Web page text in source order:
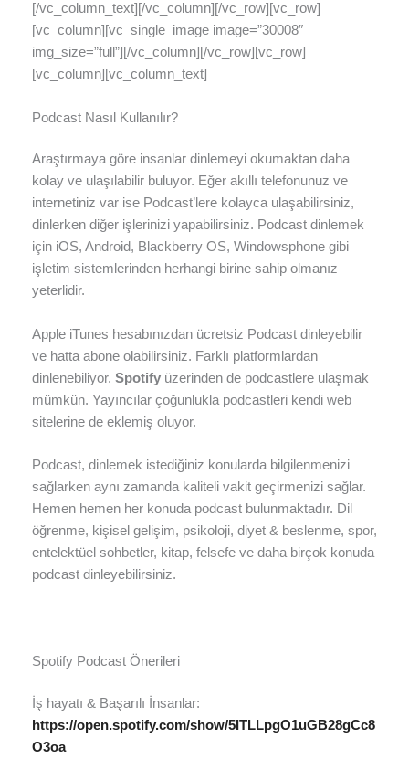
[/vc_column_text][/vc_column][/vc_row][vc_row]
[vc_column][vc_single_image image=”30008″
img_size=”full”][/vc_column][/vc_row][vc_row]
[vc_column][vc_column_text]
Podcast Nasıl Kullanılır?
Araştırmaya göre insanlar dinlemeyi okumaktan daha
kolay ve ulaşılabilir buluyor. Eğer akıllı telefonunuz ve
internetiniz var ise Podcast’lere kolayca ulaşabilirsiniz,
dinlerken diğer işlerinizi yapabilirsiniz. Podcast dinlemek
için iOS, Android, Blackberry OS, Windowsphone gibi
işletim sistemlerinden herhangi birine sahip olmanız
yeterlidir.
Apple iTunes hesabınızdan ücretsiz Podcast dinleyebilir
ve hatta abone olabilirsiniz. Farklı platformlardan
dinlenebiliyor. Spotifyüzerinden de podcastlere ulaşmak
mümkün. Yayıncılar çoğunlukla podcastleri kendi web
sitelerine de eklemiş oluyor.
Podcast, dinlemek istediğiniz konularda bilgilenmenizi
sağlarken aynı zamanda kaliteli vakit geçirmenizi sağlar.
Hemen hemen her konuda podcast bulunmaktadır. Dil
öğrenme, kişisel gelişim, psikoloji, diyet & beslenme, spor,
entelektüel sohbetler, kitap, felsefe ve daha birçok konuda
podcast dinleyebilirsiniz.
Spotify Podcast Önerileri
İş hayatı & Başarılı İnsanlar:
https://open.spotify.com/show/5ITLLpgO1uGB28gCc8
O3oa